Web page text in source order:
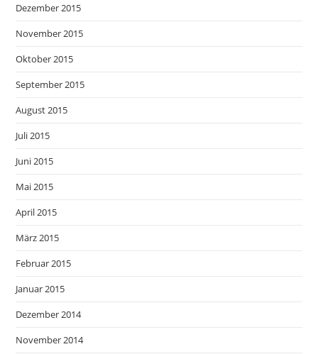
Dezember 2015
November 2015
Oktober 2015
September 2015
August 2015
Juli 2015
Juni 2015
Mai 2015
April 2015
März 2015
Februar 2015
Januar 2015
Dezember 2014
November 2014